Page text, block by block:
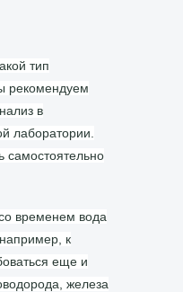
тип
рекомендуем
в
лаборатории.
самостоятельно
временем вода
к
еще и
железа